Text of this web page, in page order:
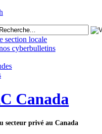
section locale
cyberbulletins
secteur privé au Canada